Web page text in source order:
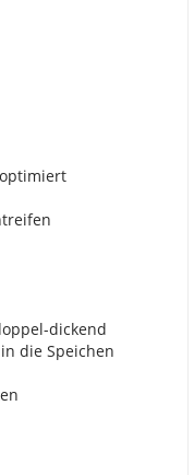
dickend
die Speichen